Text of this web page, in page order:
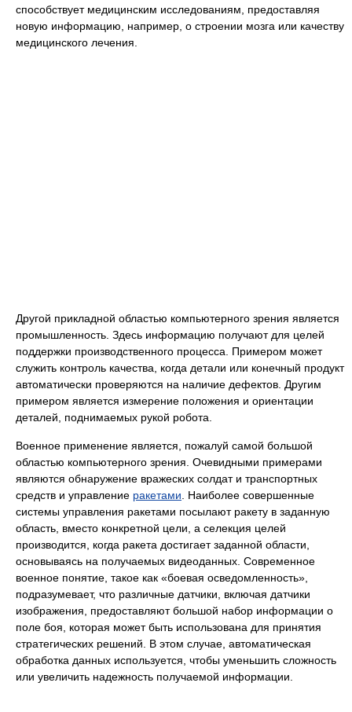
способствует медицинским исследованиям, предоставляя
новую информацию, например, о строении мозга или качеству
медицинского лечения.
Другой прикладной областью компьютерного зрения является
промышленность. Здесь информацию получают для целей
поддержки производственного процесса. Примером может
служить контроль качества, когда детали или конечный продукт
автоматически проверяются на наличие дефектов. Другим
примером является измерение положения и ориентации
деталей, поднимаемых рукой робота.
Военное применение является, пожалуй самой большой
областью компьютерного зрения. Очевидными примерами
являются обнаружение вражеских солдат и транспортных
средств и управление ракетами . Наиболее совершенные
системы управления ракетами посылают ракету в заданную
область, вместо конкретной цели, а селекция целей
производится, когда ракета достигает заданной области,
основываясь на получаемых видеоданных. Современное
военное понятие, такое как «боевая осведомленность»,
подразумевает, что различные датчики, включая датчики
изображения, предоставляют большой набор информации о
поле боя, которая может быть использована для принятия
стратегических решений. В этом случае, автоматическая
обработка данных используется, чтобы уменьшить сложность
или увеличить надежность получаемой информации.